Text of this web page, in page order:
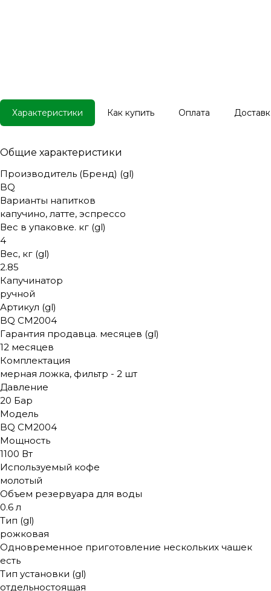
Характеристики Как купить Оплата
Общие характеристики
Производитель (Бренд) (gl)
BQ
Варианты напитков
капучино, латте, эспрессо
Вес в упаковке. кг (gl)
4
Вес, кг (gl)
2.85
Капучинатор
ручной
Артикул (gl)
BQ CM2004
Гарантия продавца. месяцев (gl)
12 месяцев
Комплектация
мерная ложка, фильтр - 2 шт
Давление
20 Бар
Модель
BQ CM2004
Мощность
1100 Вт
Используемый кофе
молотый
Объем резервуара для воды
0.6 л
Тип (gl)
рожковая
Одновременное приготовление нескольких чашек
есть
Тип установки (gl)
отдельностоящая